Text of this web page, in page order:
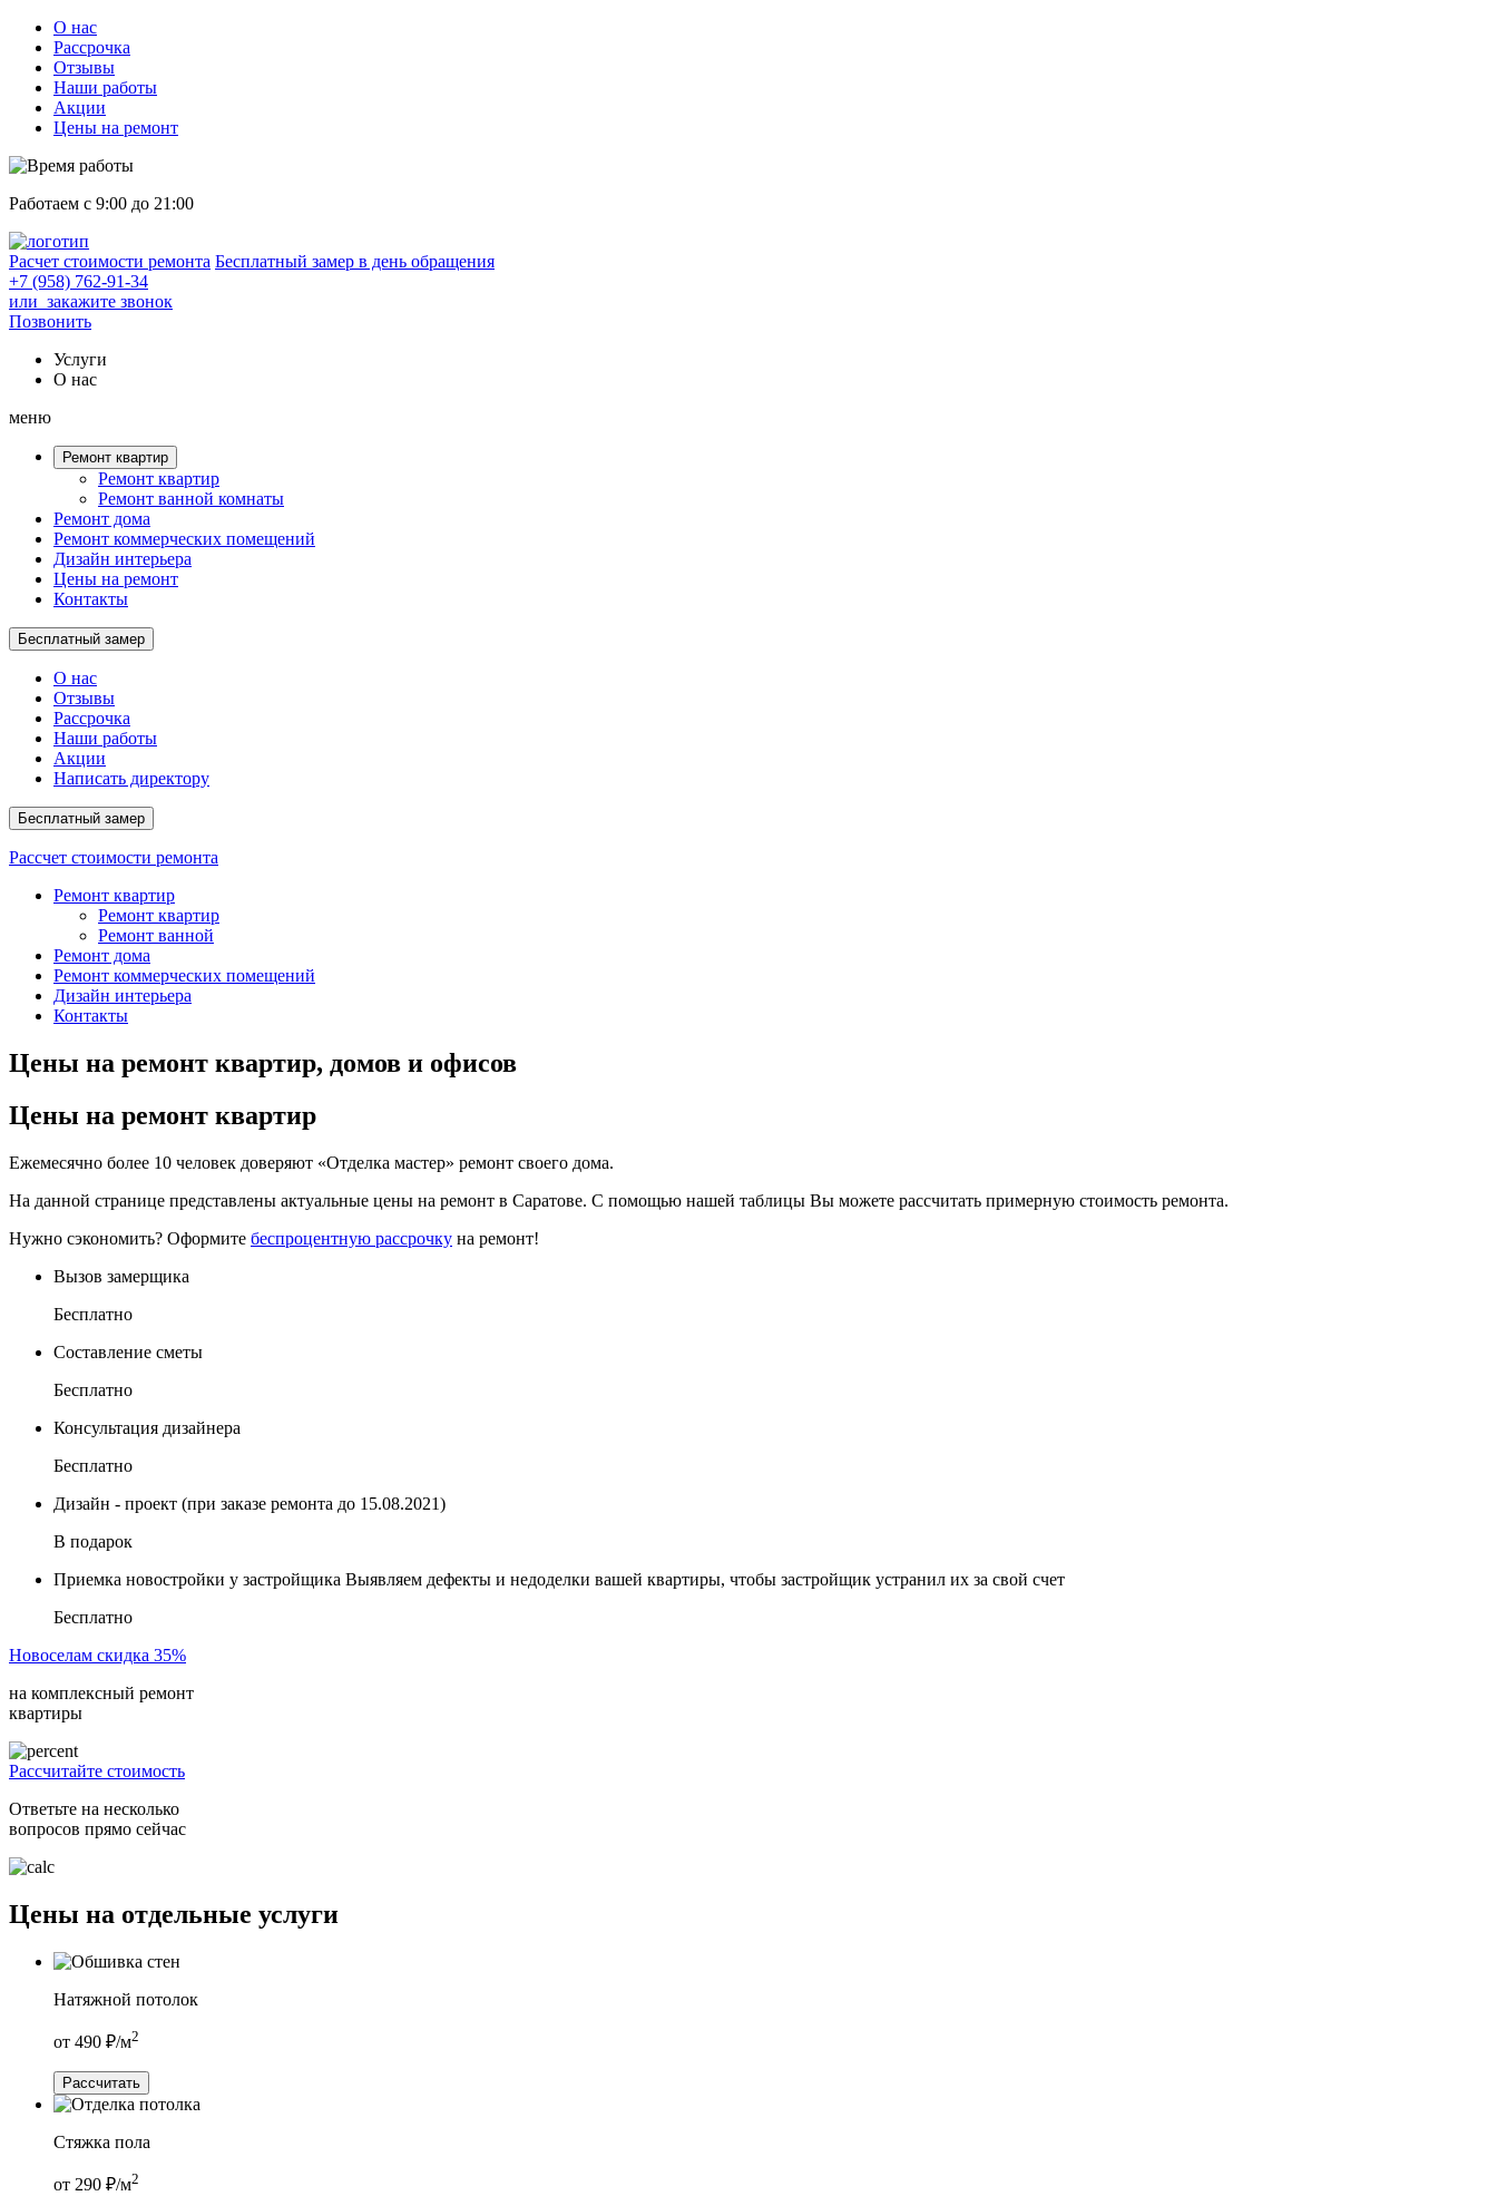
О нас
Рассрочка
Отзывы
Наши работы
Акции
Цены на ремонт
Работаем с 9:00 до 21:00
Расчет стоимости ремонта Бесплатный замер в день обращения
+7 (958) 762-91-34
или закажите звонок
Позвонить
Услуги
О нас
меню
Ремонт квартир
Ремонт квартир
Ремонт ванной комнаты
Ремонт дома
Ремонт коммерческих помещений
Дизайн интерьера
Цены на ремонт
Контакты
Бесплатный замер
О нас
Отзывы
Рассрочка
Наши работы
Акции
Написать директору
Бесплатный замер
Рассчет стоимости ремонта
Ремонт квартир
Ремонт квартир
Ремонт ванной
Ремонт дома
Ремонт коммерческих помещений
Дизайн интерьера
Контакты
Цены на ремонт квартир, домов и офисов
Цены на ремонт квартир
Ежемесячно более 10 человек доверяют «Отделка мастер» ремонт своего дома.
На данной странице представлены актуальные цены на ремонт в Саратове. С помощью нашей таблицы Вы можете рассчитать примерную стоимость ремонта.
Нужно сэкономить? Оформите беспроцентную рассрочку на ремонт!
Вызов замерщика
Бесплатно
Составление сметы
Бесплатно
Консультация дизайнера
Бесплатно
Дизайн - проект (при заказе ремонта до 15.08.2021)
В подарок
Приемка новостройки у застройщика Выявляем дефекты и недоделки вашей квартиры, чтобы застройщик устранил их за свой счет
Бесплатно
Новоселам скидка 35%
на комплексный ремонт
квартиры
Рассчитайте стоимость
Ответьте на несколько
вопросов прямо сейчас
Цены на отдельные услуги
Натяжной потолок
от 490 ₽/м2
Рассчитать
Стяжка пола
от 290 ₽/м2